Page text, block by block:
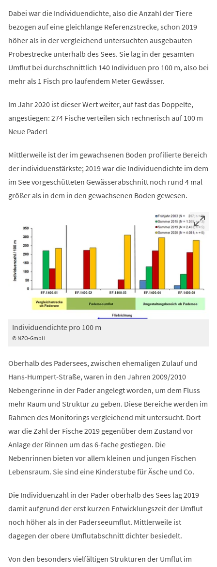
Dabei war die Individuendichte, also die Anzahl der Tiere
bezogen auf eine gleichlange Referenzstrecke, schon 2019
höher als in der vergleichend untersuchten ausgebauten
Probe­strecke unterhalb des Sees. Sie lag in der gesamten
Umflut bei durchschnittlich 140 Individuen pro 100 m, also bei
mehr als 1 Fisch pro laufendem Meter Gewässer.
Im Jahr 2020 ist dieser Wert weiter, auf fast das Doppelte,
angestiegen: 274 Fische verteilen sich rechnerisch auf 100 m
Neue Pader!
Mittlerweile ist der im gewachsenen Boden profilierte Bereich
der individuenstärkste; 2019 war die Individuendichte im dem
im See vorgeschütteten Gewässerabschnitt noch rund 4 mal
größer als in dem in den gewachsenen Boden gewesen.
© NZO-GmbH
Individuendichte pro 100 m
Oberhalb des Padersees, zwischen ehemaligen Zulauf und
Hans-Humpert-Straße, waren in den Jahren 2009/2010
Nebengerinne in der Pader angelegt worden, um dem Fluss
mehr Raum und Struktur zu geben. Diese Bereiche werden im
Rahmen des Monitorings vergleichend mit untersucht. Dort
war die Zahl der Fische 2019 gegenüber dem Zustand vor
Anlage der Rinnen um das 6-fache gestiegen. Die
Nebenrinnen bieten vor allem kleinen und jungen Fischen
Lebensraum. Sie sind eine Kinderstube für Äsche und Co.
Die Individuenzahl in der Pader oberhalb des Sees lag 2019
damit aufgrund der erst kurzen Entwicklungszeit der Umflut
noch höher als in der Paderseeumflut. Mittlerweile ist
dagegen der obere Umflutabschnitt dichter besiedelt.
Von den besonders vielfältigen Strukturen der Umflut im